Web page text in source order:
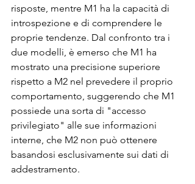
risposte, mentre M1 ha la capacità di
introspezione e di comprendere le
proprie tendenze. Dal confronto tra i
due modelli, è emerso che M1 ha
mostrato una precisione superiore
rispetto a M2 nel prevedere il proprio
comportamento, suggerendo che M1
possiede una sorta di "accesso
privilegiato" alle sue informazioni
interne, che M2 non può ottenere
basandosi esclusivamente sui dati di
addestramento.